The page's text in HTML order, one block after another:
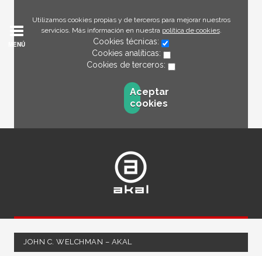
Utilizamos cookies propias y de terceros para mejorar nuestros
servicios. Más información en nuestra política de cookies.
Cookies técnicas:
Cookies analíticas:
Cookies de terceros:
Aceptar
cookies
MENÚ
JOHN C. WELCHMAN – AKAL